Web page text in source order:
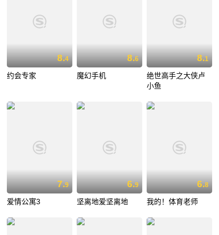
8.4
约会专家
8.6
魔幻手机
8.1
绝世高手之大侠卢
小鱼
7.9
爱情公寓3
6.9
坚离地爱坚离地
6.8
我的！体育老师